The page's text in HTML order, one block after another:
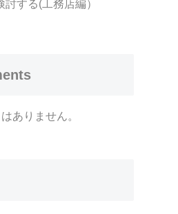
する(工務店編）
ありません。